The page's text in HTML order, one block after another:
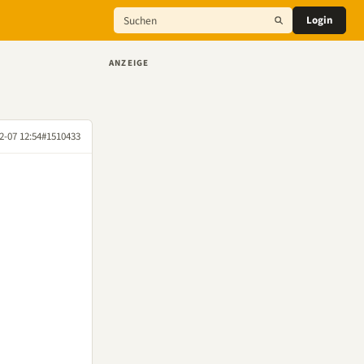
Login
07 12:54#1510433
ANZEIGE